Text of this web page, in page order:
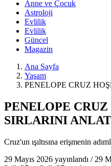
Anne ve Çocuk
Astroloji
Evlilik
Evlilik
Güncel
Magazin
Ana Sayfa
Yaşam
PENELOPE CRUZ
PENELOPE
SIRLARINI
Cruz'un ışıltısına erişmenin
29 Mayıs 2026 yayınlandı / 29